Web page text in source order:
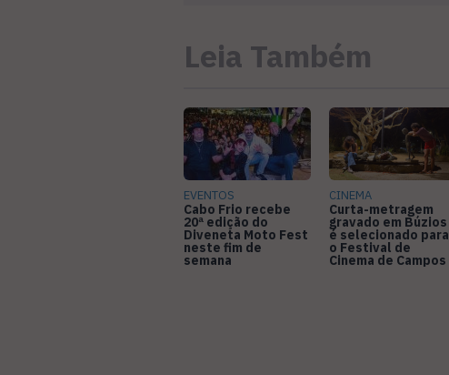
Leia Também
EVENTOS
Cabo Frio recebe
20ª edição do
Diveneta Moto Fest
neste fim de
semana
CINEMA
Curta-metragem
gravado em Búzios
é selecionado para
o Festival de
Cinema de Campos